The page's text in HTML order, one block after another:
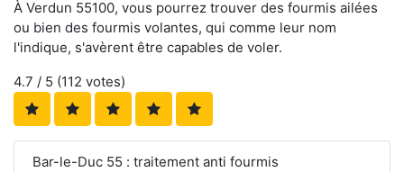
À Verdun 55100, vous pourrez trouver des fourmis ailées
ou bien des fourmis volantes, qui comme leur nom
l'indique, s'avèrent être capables de voler.
4.7 / 5 (112 votes)
Bar-le-Duc 55 : traitement anti fourmis